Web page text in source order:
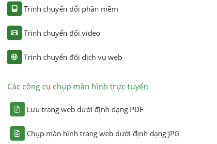
Trình chuyển đổi phần mềm
Trình chuyển đổi video
Trình chuyển đổi dịch vụ web
Các công cụ chụp màn hình trực tuyến
Lưu trang web dưới định dạng PDF
Chụp màn hình trang web dưới định dạng JPG